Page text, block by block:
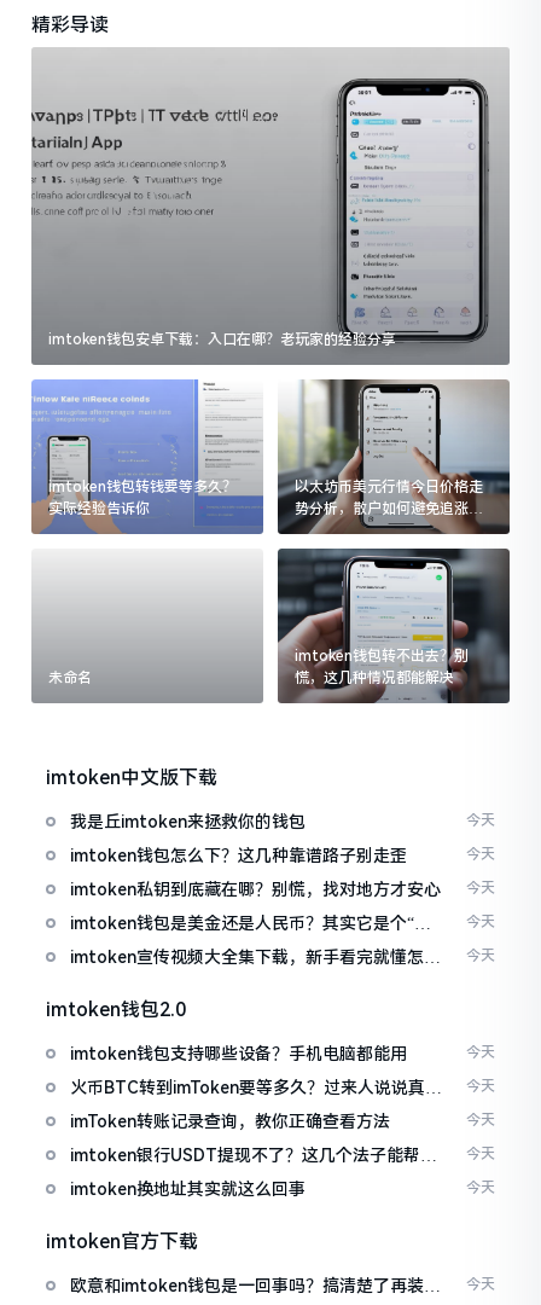
精彩导读
imtoken钱包安卓下载：入口在哪？老玩家的经验分享
imtoken钱包转钱要等多久？
实际经验告诉你
以太坊币美元行情今日价格走
势分析，散户如何避免追涨杀
跌被套牢
未命名
imtoken钱包转不出去？别
慌，这几种情况都能解决
imtoken中文版下载
我是丘imtoken来拯救你的钱包 今天
imtoken钱包怎么下？这几种靠谱路子别走歪 今天
imtoken私钥到底藏在哪？别慌，找对地方才安心 今天
imtoken钱包是美金还是人民币？其实它是个“多
面手”
今天
imtoken宣传视频大全集下载，新手看完就懂怎么
今天
imtoken钱包2.0
imtoken钱包支持哪些设备？手机电脑都能用 今天
火币BTC转到imToken要等多久？过来人说说真实
情况
今天
imToken转账记录查询，教你正确查看方法 今天
imtoken银行USDT提现不了？这几个法子能帮你
搞定
今天
imtoken换地址其实就这么回事 今天
imtoken官方下载
欧意和imtoken钱包是一回事吗？搞清楚了再装钱
今天